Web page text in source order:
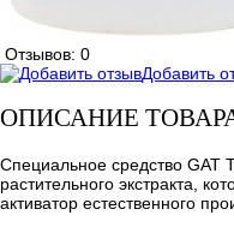
Отзывов: 0
Добавить
ОПИСАНИЕ
Специальное средство GAT
растительного экстракта,
активатор естественного